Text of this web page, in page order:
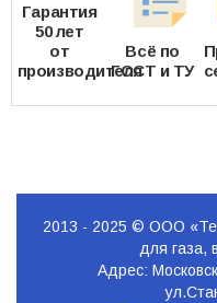
Гарантия
50 лет
от
производителя
Всё по
ГОСТ и ТУ
2013 - 2025 © ООО
для газа,
Адрес: